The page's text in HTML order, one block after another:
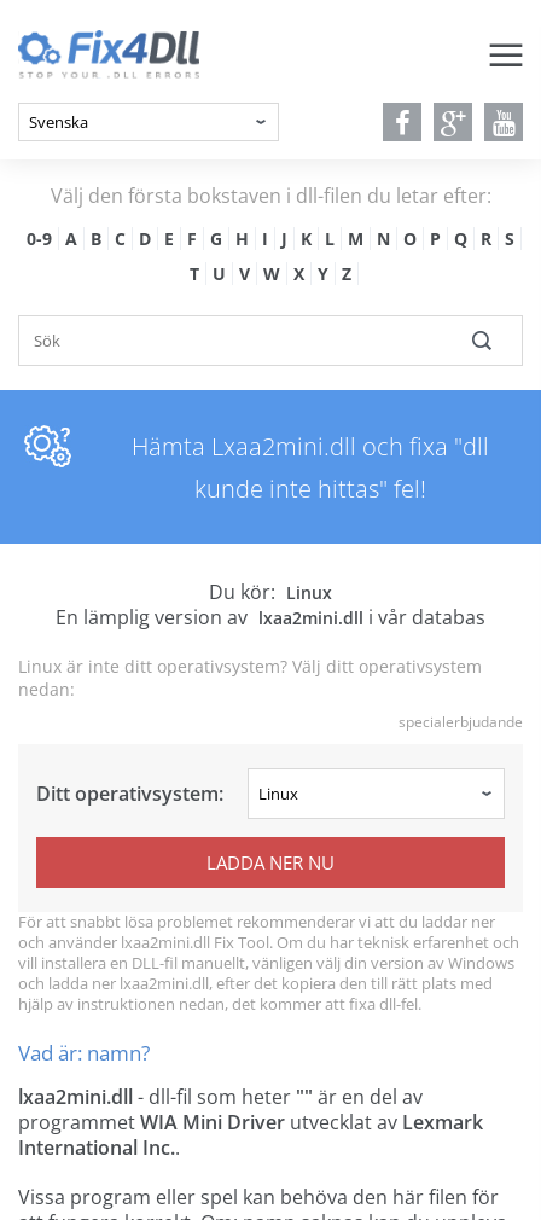
Välj den första bokstaven i dll-filen du letar efter:
0-9 A B C D E F G H I J K L M N O P Q R
S
T
U V W X Y Z
Hämta Lxaa2mini.dll och fixa "dll
kunde inte hittas" fel!
Du kör: Linux
En lämplig version av lxaa2mini.dll i vår databas
Linux är inte ditt operativsystem? Välj ditt operativsystem
nedan:
specialerbjudande
Ditt operativsystem:
LADDA NER NU
För att snabbt lösa problemet rekommenderar vi att du laddar ner
och använder lxaa2mini.dll Fix Tool. Om du har teknisk erfarenhet och
vill installera en DLL-fil manuellt, vänligen välj din version av Windows
och ladda ner lxaa2mini.dll, efter det kopiera den till rätt plats med
hjälp av instruktionen nedan, det kommer att fixa dll-fel.
Vad är: namn?
lxaa2mini.dll- dll-fil som heter "" är en del av
programmetWIA Mini Driver utvecklat av Lexmark
International Inc..
Vissa program eller spel kan behöva den här filen för